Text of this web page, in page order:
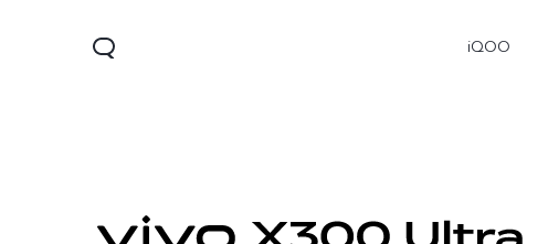
iQOO